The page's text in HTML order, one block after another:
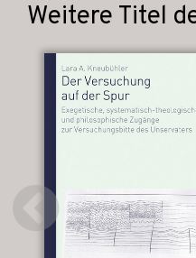
Weitere Titel